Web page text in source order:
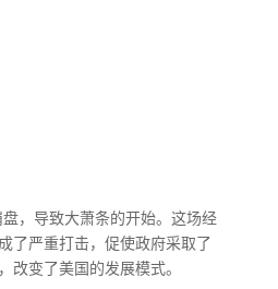
，导致大萧条的开始。这场经
了严重打击，促使政府采取了
改变了美国的发展模式。